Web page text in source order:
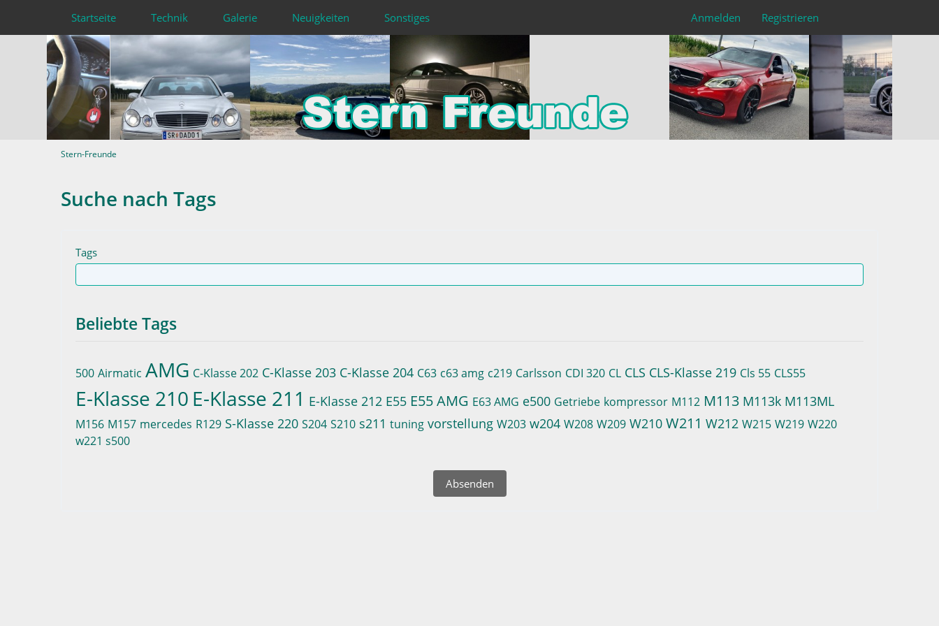
Startseite Technik Galerie Neuigkeiten Sonstiges Anmelden Registrieren
Stern-Freunde
Suche nach Tags
Tags
Beliebte Tags
500 Airmatic AMG C-Klasse 202 C-Klasse 203 C-Klasse 204 C63 c63 amg c219 Carlsson CDI 320 CL CLS CLS-Klasse 219 Cls 55 CLS55
E-Klasse 210 E-Klasse 211 E-Klasse 212 E55 E55 AMG E63 AMG e500 Getriebe kompressor M112 M113 M113k M113ML
M156 M157 mercedes R129 S-Klasse 220 S204 S210 s211 tuning vorstellung W203 w204 W208 W209 W210 W211 W212 W215 W219 W220
w221 s500